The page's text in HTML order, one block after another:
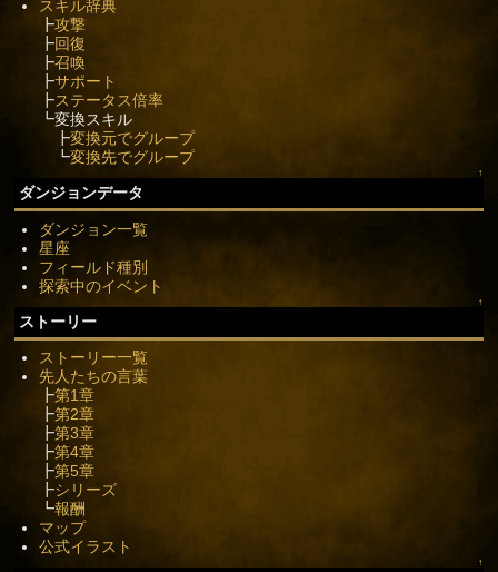
スキル辞典
┣攻撃
┣回復
┣召喚
┣サポート
┣ステータス倍率
┗変換スキル
┣変換元でグループ
┗変換先でグループ
↑
ダンジョンデータ
ダンジョン一覧
星座
フィールド種別
探索中のイベント
↑
ストーリー
ストーリー一覧
先人たちの言葉
┣第1章
┣第2章
┣第3章
┣第4章
┣第5章
┣シリーズ
┗報酬
マップ
公式イラスト
↑